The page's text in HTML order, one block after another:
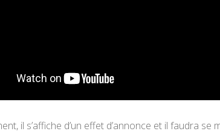
il s’affiche d’un effet d’annonce et il faudra